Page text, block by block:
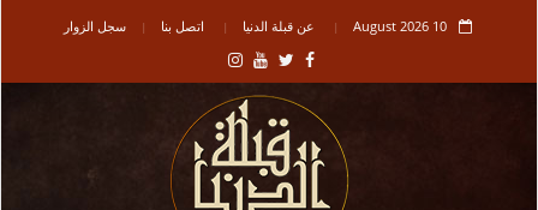
10 August 2026 عن قبلة الدنيا اتصل بنا سجل الزوار